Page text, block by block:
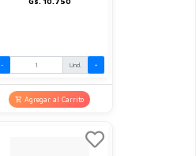
- Und. +
Agregar al Carrito